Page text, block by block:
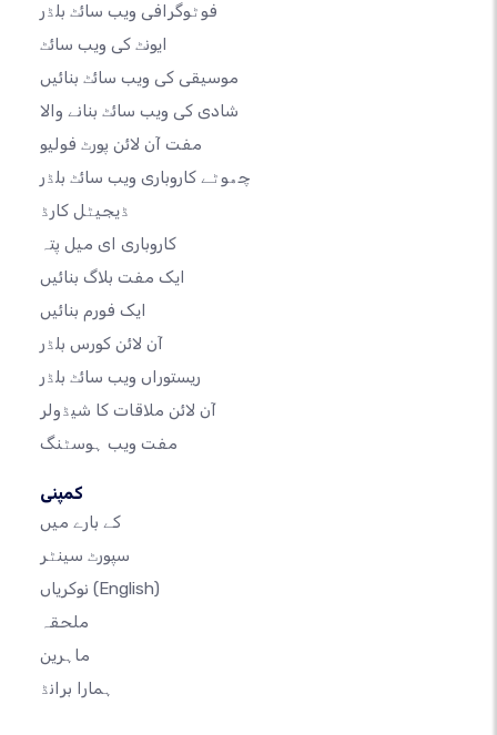
فوٹوگرافی ویب سائٹ بلڈر
ایونٹ کی ویب سائٹ
موسیقی کی ویب سائٹ بنائیں
شادی کی ویب سائٹ بنانے والا
مفت آن لائن پورٹ فولیو
چھوٹے کاروباری ویب سائٹ بلڈر
ڈیجیٹل کارڈ
کاروباری ای میل پتہ
ایک مفت بلاگ بنائیں
ایک فورم بنائیں
آن لائن کورس بلڈر
ریستوراں ویب سائٹ بلڈر
آن لائن ملاقات کا شیڈولر
مفت ویب ہوسٹنگ
کمپنی
کے بارے میں
سپورٹ سینٹر
(English)
ملحقہ
ماہرین
ہمارا برانڈ